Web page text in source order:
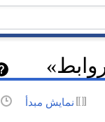
نمایش مبدأ